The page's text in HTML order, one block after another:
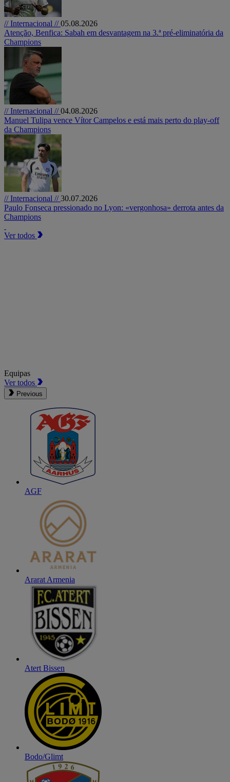
// Internacional //05.08.2026
Atenção, Benfica: Sabah em desvantagem na 3.ª pré-eliminatória da
Champions
// Internacional //04.08.2026
Manuel Tulipa vence Vítor Campelos e está mais perto do play-off
da Champions
// Internacional //30.07.2026
Paulo Fonseca pressionado no Lyon: «vergonhosa» derrota antes da
Champions
Ver todos
Equipas
Ver todos
Previous
AGF
Ararat Armenia
Atert Bissen
Bodo/Glimt